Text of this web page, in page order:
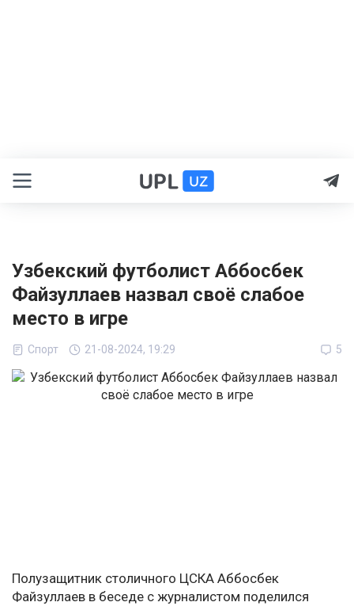
Узбекский футболист Аббосбек
Файзуллаев назвал своё слабое
место в игре
Спорт 21-08-2024, 19:29 5
Полузащитник столичного ЦСКА Аббосбек
Файзуллаев в беседе с журналистом поделился